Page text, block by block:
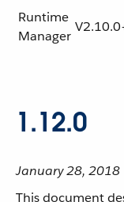
Runtime
Manager
1.12.0
January 28, 2018
This document